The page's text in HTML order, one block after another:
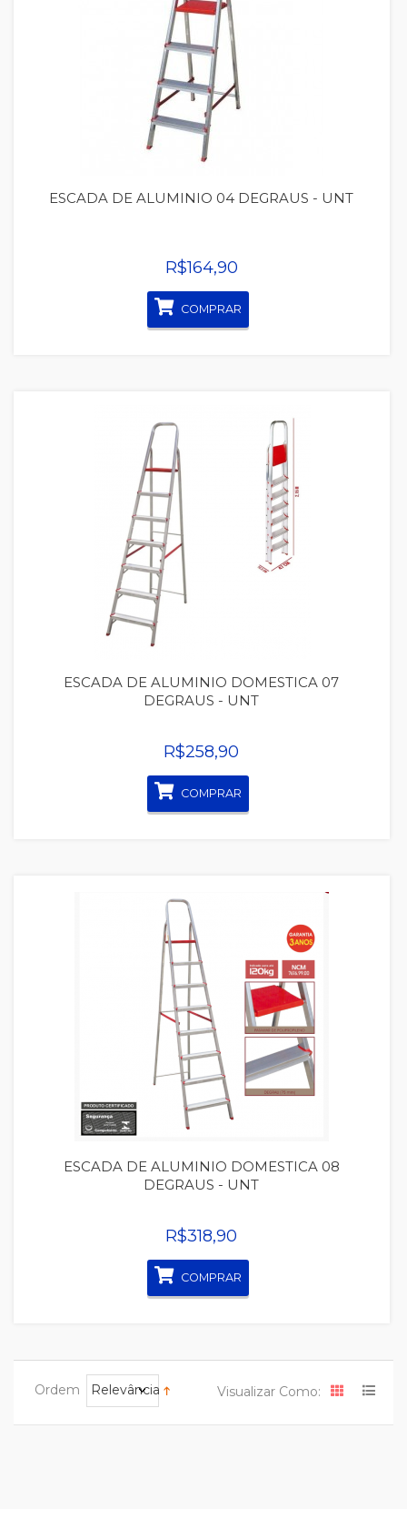
Quickview
ESCADA DE ALUMINIO 04 DEGRAUS - UNT
R$164,90
COMPRAR
Quickview
ESCADA DE ALUMINIO DOMESTICA 07
DEGRAUS - UNT
R$258,90
COMPRAR
Quickview
ESCADA DE ALUMINIO DOMESTICA 08
DEGRAUS - UNT
R$318,90
COMPRAR
Ordem Relevância Visualizar Como: